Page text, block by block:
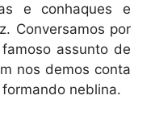
e conhaques e
Conversamos por
assunto de
nos demos conta
neblina.